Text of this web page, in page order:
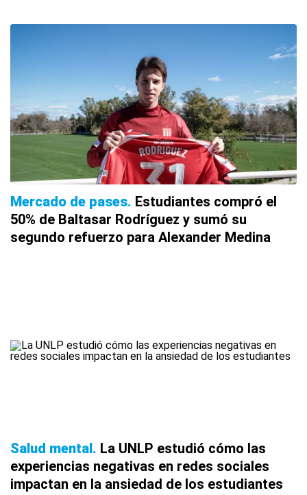
Mercado de pases Estudiantes compró el
50% de Baltasar Rodríguez y sumó su
segundo refuerzo para Alexander Medina
Salud mental
La UNLP estudió cómo las
experiencias negativas en redes sociales
impactan en la ansiedad de los estudiantes